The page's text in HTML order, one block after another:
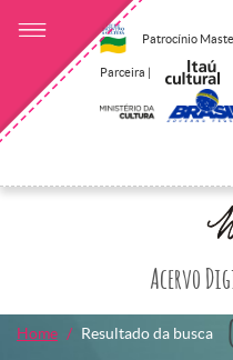
Patrocínio
Parceira |
Acervo
Home Resultado da busca